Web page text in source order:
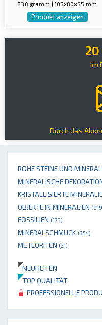
ROHE STEINE UND
MINERALISCHE
KRISTALLISIERTE
OBJEKTE IN MINERALIEN
FOSSILIEN (173)
MINERALSCHMUCK (354)
METEORITEN (21)
NEUHEITEN
TOP QUALITÄT
PROFESSIONELLE
830 gramm | 105x80x55 mm
Produkt anzeigen
20
im
Durch das